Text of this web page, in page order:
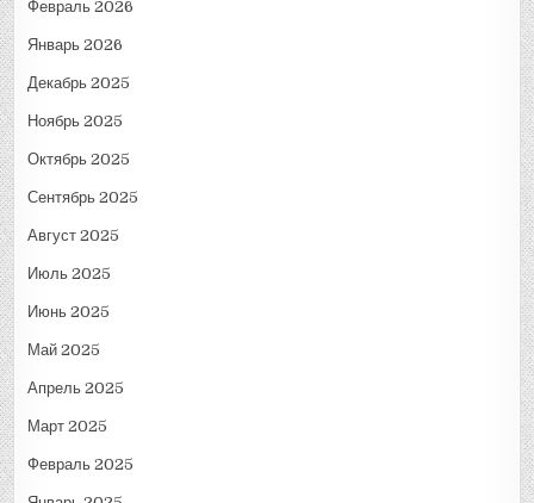
Февраль 2026
Январь 2026
Декабрь 2025
Ноябрь 2025
Октябрь 2025
Сентябрь 2025
Август 2025
Июль 2025
Июнь 2025
Май 2025
Апрель 2025
Март 2025
Февраль 2025